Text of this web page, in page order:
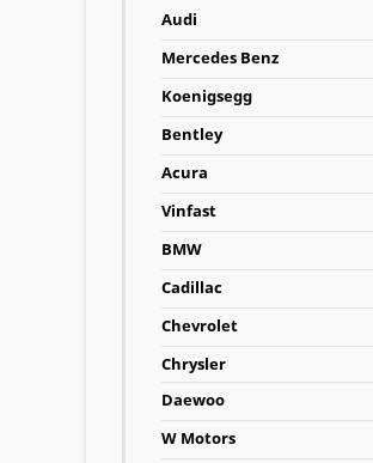
Audi
Mercedes Benz
Koenigsegg
Bentley
Acura
Vinfast
BMW
Cadillac
Chevrolet
Chrysler
Daewoo
W Motors